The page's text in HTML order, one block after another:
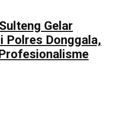
Gelar
Polres Donggala,